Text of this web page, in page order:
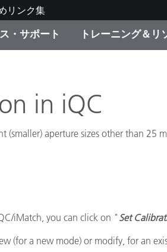
リンク集
キャンペーン
機材貸出サービス（無料）
リューション
食品の測色
ライフサイエンス
・サポート トレーニング＆リ
in iQC
aperture sizes other than 25
iMatch, you can click on " Set
(for a new mode) or modify, for an